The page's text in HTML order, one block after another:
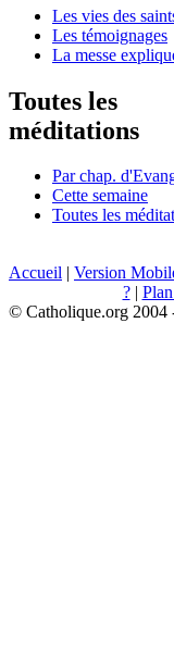
Les vies des
Les témoignages
La messe
Toutes les
méditations
Par chap.
Cette semaine
Toutes les
Accueil | Version
?|
© Catholique.org 2004